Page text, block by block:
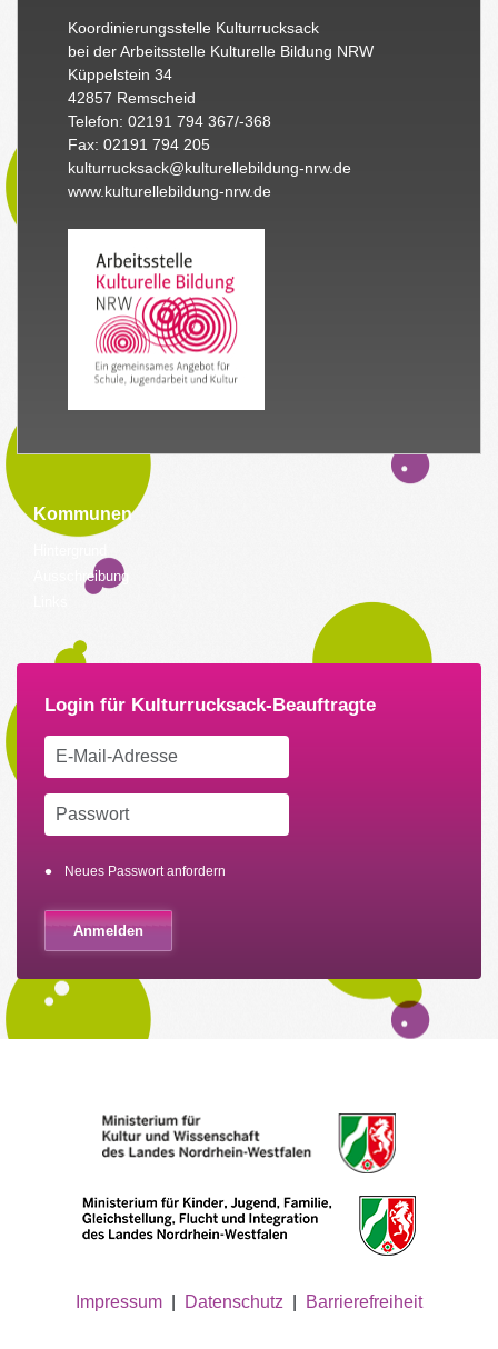
Koordinierungsstelle Kulturrucksack
bei der Arbeitsstelle Kulturelle Bildung NRW
Küppelstein 34
42857 Remscheid
Telefon: 02191 794 367/-368
Fax: 02191 794 205
kulturrucksack@kulturellebildung-nrw.de
www.kulturellebildung-nrw.de
Kommunen
Ausschreibung
Neues Passwort anfordern
Impressum Datenschutz Barrierefreiheit